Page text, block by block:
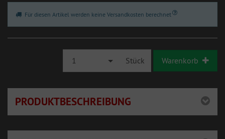
Für diesen Artikel werden keine Versandkosten berechnet
1 Stück Warenkorb
PRODUKTBESCHREIBUNG